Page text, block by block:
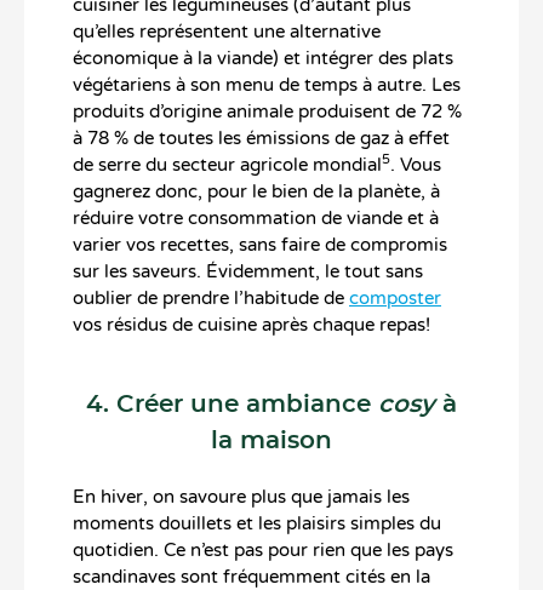
qu’elles représentent une alternative
économique à la viande) et intégrer des plats
végétariens à son menu de temps à autre. Les
produits d’origine animale produisent de 72 %
à 78 % de toutes les émissions de gaz à effet
de serre du secteur agricole mondial5. Vous
gagnerez donc, pour le bien de la planète, à
réduire votre consommation de viande et à
varier vos recettes, sans faire de compromis
sur les saveurs. Évidemment, le tout sans
oublier de prendre l’habitude de composter
vos résidus de cuisine après chaque repas!
4. Créer une ambiance cosyà
la maison
En hiver, on savoure plus que jamais les
moments douillets et les plaisirs simples du
quotidien. Ce n’est pas pour rien que les pays
scandinaves sont fréquemment cités en la